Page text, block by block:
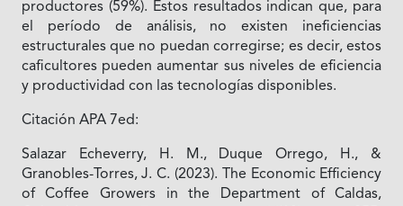
productores (59%). Estos resultados indican que, para
el período de análisis, no existen ineficiencias
estructurales que no puedan corregirse; es decir, estos
caficultores pueden aumentar sus niveles de eficiencia
y productividad con las tecnologías disponibles.
Citación APA 7ed:
Salazar Echeverry, H. M., Duque Orrego, H., &
Granobles-Torres, J. C. (2023). The Economic Efficiency
of Coffee Growers in the Department of Caldas,